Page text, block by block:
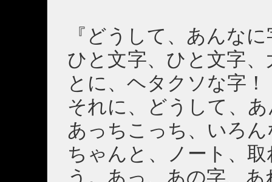
『どうして、あんな
ひと文字、ひと文字
とに、ヘタクソな字！
それに、どうして、
あっちこっち、いろ
ちゃんと、ノート、
う。あっ、あの字、あ